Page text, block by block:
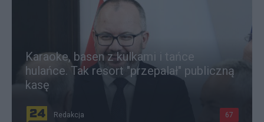
Karaoke, basen z kulkami i tańce
hulańce. Tak resort "przepalał" publiczną
kasę
Redakcja 67